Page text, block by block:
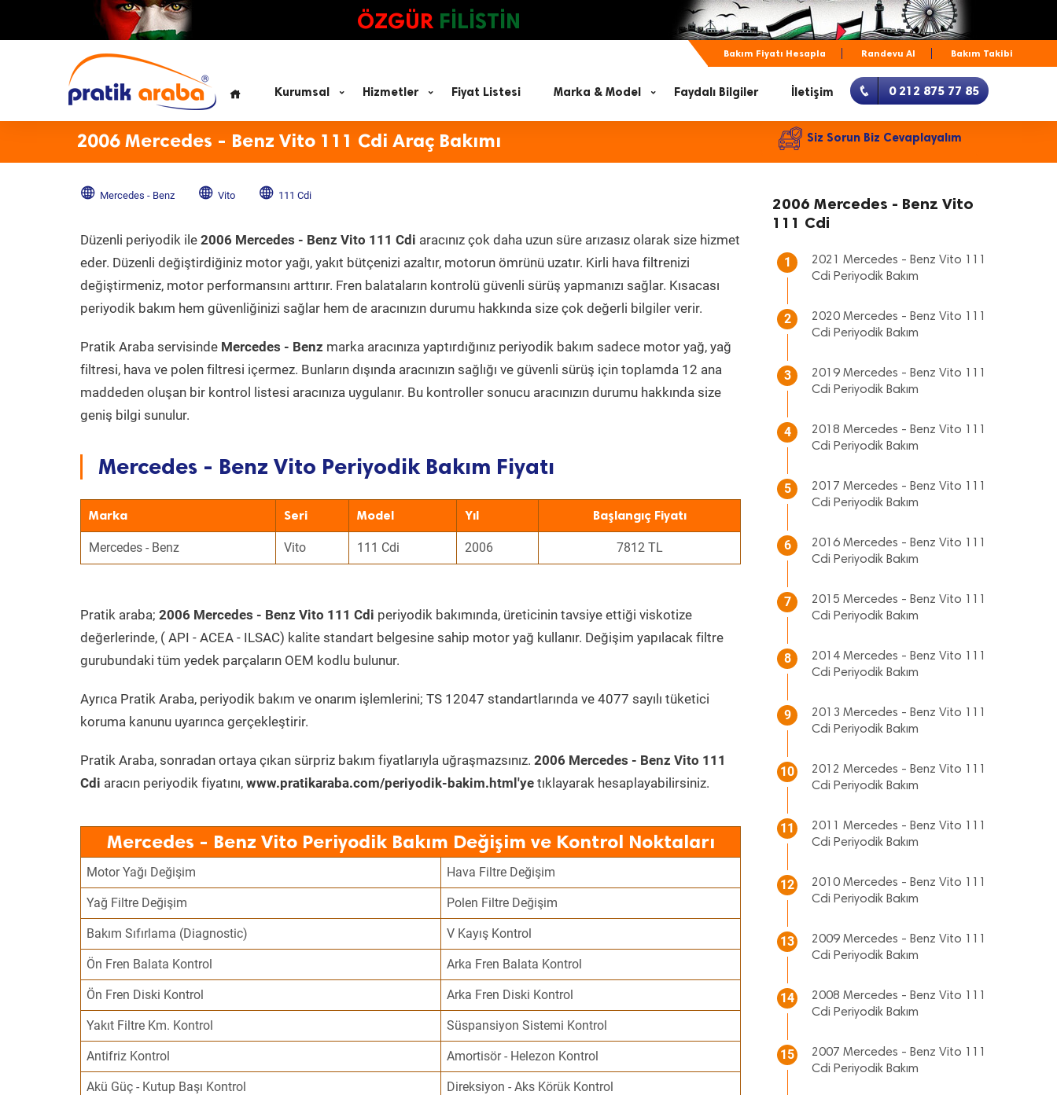
ÖZGÜR FİLİSTİN
Bakım Fiyatı Hesapla Randevu Al Bakım Takibi
Kurumsal Hizmetler Fiyat Listesi Marka & Model Faydalı Bilgiler İletişim 0 212 875 77 85
2006 Mercedes - Benz Vito 111 Cdi Araç Bakımı Siz Sorun Biz Cevaplayalım
Mercedes - Benz Vito 111 Cdi
Düzenli periyodik ile 2006 Mercedes - Benz Vito 111 Cdi aracınız çok daha uzun süre arızasız olarak size hizmet
eder. Düzenli değiştirdiğiniz motor yağı, yakıt bütçenizi azaltır, motorun ömrünü uzatır. Kirli hava filtrenizi
değiştirmeniz, motor performansını arttırır. Fren balataların kontrolü güvenli sürüş yapmanızı sağlar. Kısacası
periyodik bakım hem güvenliğinizi sağlar hem de aracınızın durumu hakkında size çok değerli bilgiler verir.
Pratik Araba servisinde Mercedes - Benz marka aracınıza yaptırdığınız periyodik bakım sadece motor yağ, yağ
filtresi, hava ve polen filtresi içermez. Bunların dışında aracınızın sağlığı ve güvenli sürüş için toplamda 12 ana
maddeden oluşan bir kontrol listesi aracınıza uygulanır. Bu kontroller sonucu aracınızın durumu hakkında size
geniş bilgi sunulur.
Mercedes - Benz Vito Periyodik Bakım Fiyatı
Marka Seri Model Yıl Başlangıç Fiyatı
Mercedes - Benz Vito 111 Cdi 2006 7812 TL
Pratik araba; 2006 Mercedes - Benz Vito 111 Cdi periyodik bakımında, üreticinin tavsiye ettiği viskotize
değerlerinde, ( API - ACEA - ILSAC) kalite standart belgesine sahip motor yağ kullanır. Değişim yapılacak filtre
gurubundaki tüm yedek parçaların OEM kodlu bulunur.
Ayrıca Pratik Araba, periyodik bakım ve onarım işlemlerini; TS 12047 standartlarında ve 4077 sayılı tüketici
koruma kanunu uyarınca gerçekleştirir.
Pratik Araba, sonradan ortaya çıkan sürpriz bakım fiyatlarıyla uğraşmazsınız. 2006 Mercedes - Benz Vito 111
Cdi aracın periyodik fiyatını, www.pratikaraba.com/periyodik-bakim.html'ye tıklayarak hesaplayabilirsiniz.
Mercedes - Benz Vito Periyodik Bakım Değişim ve Kontrol Noktaları
Motor Yağı Değişim Hava Filtre Değişim
Yağ Filtre Değişim Polen Filtre Değişim
Bakım Sıfırlama (Diagnostic) V Kayış Kontrol
Ön Fren Balata Kontrol Arka Fren Balata Kontrol
Ön Fren Diski Kontrol Arka Fren Diski Kontrol
Yakıt Filtre Km. Kontrol Süspansiyon Sistemi Kontrol
Antifriz Kontrol Amortisör - Helezon Kontrol
Akü Güç - Kutup Başı Kontrol Direksiyon - Aks Körük Kontrol
2006 Mercedes - Benz Vito
111 Cdi
1
2021 Mercedes - Benz Vito 111
Cdi Periyodik Bakım
2
2020 Mercedes - Benz Vito 111
Cdi Periyodik Bakım
3
2019 Mercedes - Benz Vito 111
Cdi Periyodik Bakım
4
2018 Mercedes - Benz Vito 111
Cdi Periyodik Bakım
5
2017 Mercedes - Benz Vito 111
Cdi Periyodik Bakım
6
2016 Mercedes - Benz Vito 111
Cdi Periyodik Bakım
7
2015 Mercedes - Benz Vito 111
Cdi Periyodik Bakım
8
2014 Mercedes - Benz Vito 111
Cdi Periyodik Bakım
9
2013 Mercedes - Benz Vito 111
Cdi Periyodik Bakım
10
2012 Mercedes - Benz Vito 111
Cdi Periyodik Bakım
11
2011 Mercedes - Benz Vito 111
Cdi Periyodik Bakım
12
2010 Mercedes - Benz Vito 111
Cdi Periyodik Bakım
13
2009 Mercedes - Benz Vito 111
Cdi Periyodik Bakım
14
2008 Mercedes - Benz Vito 111
Cdi Periyodik Bakım
15
2007 Mercedes - Benz Vito 111
Cdi Periyodik Bakım